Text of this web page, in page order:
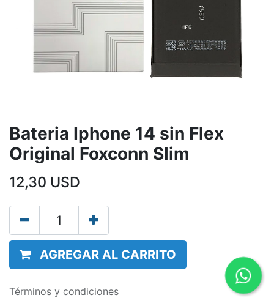
Bateria Iphone 14 sin Flex
Original Foxconn Slim
12,30 USD
AGREGAR AL CARRITO
Términos y condiciones